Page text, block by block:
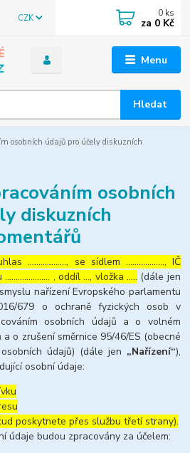
Menu
CZK
Hledat
0 ks
za 0 Kč
osobních údajů pro účely diskuzních
osobních
diskuzních
……………..., se sídlem ………………, IČ
………………… , oddíl …, vložka ….. (dále jen
nařízení Evropského parlamentu
679 o ochraně fyzických osob v
osobních údajů a o volném
o zrušení směrnice 95/46/ES (obecné
údajů) (dále jen „Nařízení“),
osobní údaje:
poskytnete přes službu třetí strany).
údaje budou zpracovány za účelem: